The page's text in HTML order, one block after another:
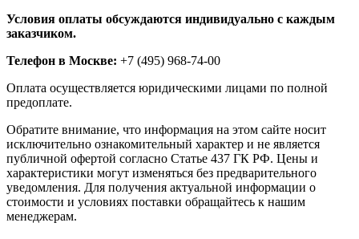
Условия оплаты обсуждаются индивидуально с каждым
заказчиком.
Телефон в Москве: +7 (495) 968-74-00
Оплата осуществляется юридическими лицами по полной
предоплате.
Обратите внимание, что информация на этом сайте носит
исключительно ознакомительный характер и не является
публичной офертой согласно Статье 437 ГК РФ. Цены и
характеристики могут изменяться без предварительного
уведомления. Для получения актуальной информации о
стоимости и условиях поставки обращайтесь к нашим
менеджерам.